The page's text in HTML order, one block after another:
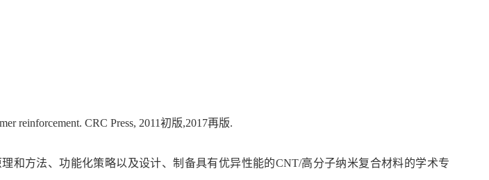
reinforcement. CRC Press, 2011初版,2017再版.
和方法、功能化策略以及设计、制备具有优异性能的CNT/高分子纳米复合材料的学术专